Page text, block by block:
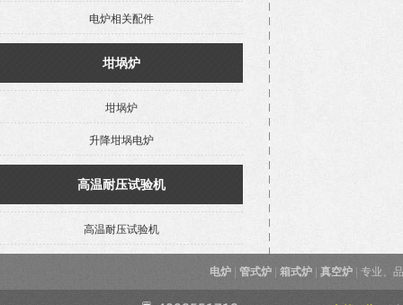
电炉相关配件
坩埚炉
坩埚炉
升降坩埚电炉
高温耐压试验机
高温耐压试验机
电炉 管式炉 箱式炉 真空炉 专业、